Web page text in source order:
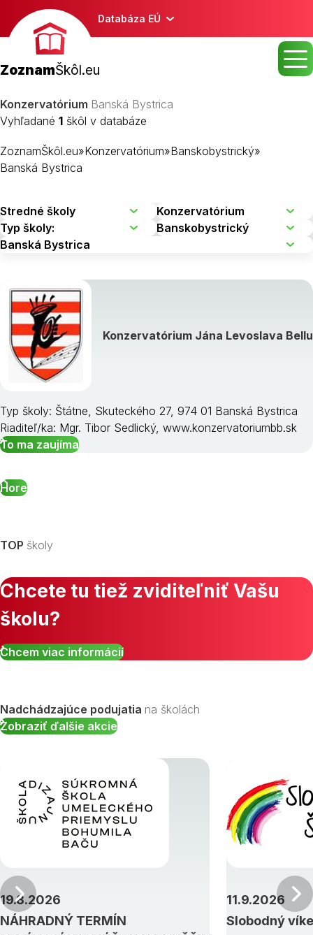
Databáza EÚ
ZoznamŠkôl.eu
Konzervatórium Banská Bystrica
Vyhľadané 1 škôl v databáze
ZoznamŠkôl.eu»Konzervatórium»Banskobystrický»
Banská Bystrica
Konzervatórium Jána Levoslava Bellu
Typ školy: Štátne, Skuteckého 27, 974 01 Banská Bystrica
Riaditeľ/ka: Mgr. Tibor Sedlický, www.konzervatoriumbb.sk
To ma zaujíma
Hore
TOP školy
Chcete tu tiež zviditeľniť Vašu
školu?
Chcem viac informácií
Nadchádzajúce podujatia na školách
Zobraziť ďalšie akcie
NÁHRADNÝ TERMÍN
19.8.2026
Slobodný
11.9.2026
Predchádzajúci